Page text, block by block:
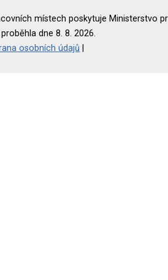
místech poskytuje Ministerstvo
dne 8. 8. 2026.
osobních údajů